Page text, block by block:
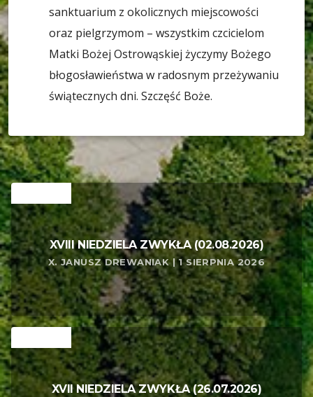
sanktuarium z okolicznych miejscowości
oraz pielgrzymom – wszystkim czcicielom
Matki Bożej Ostrowąskiej życzymy Bożego
błogosławieństwa w radosnym przeżywaniu
świątecznych dni. Szczęść Boże.
XVIII NIEDZIELA ZWYKŁA (02.08.2026)
X. JANUSZ DREWANIAK | 1 SIERPNIA 2026
XVII NIEDZIELA ZWYKŁA (26.07.2026)